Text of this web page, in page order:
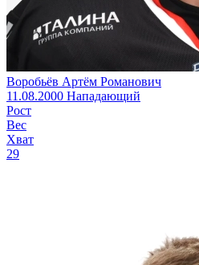
Воробьёв Артём Романович
11.08.2000 Нападающий
Рост
Вес
Хват
29